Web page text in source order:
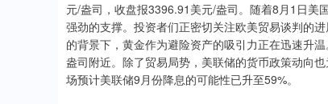
元/盎司，收盘报3396.91美元/盎司。随着8月1日美
强劲的支撑。投资者们正密切关注欧美贸易谈判的
的背景下，黄金作为避险资产的吸引力正在迅速升
盎司附近。除了贸易局势，美联储的货币政策动向
场预计美联储9月份降息的可能性已升至59%。